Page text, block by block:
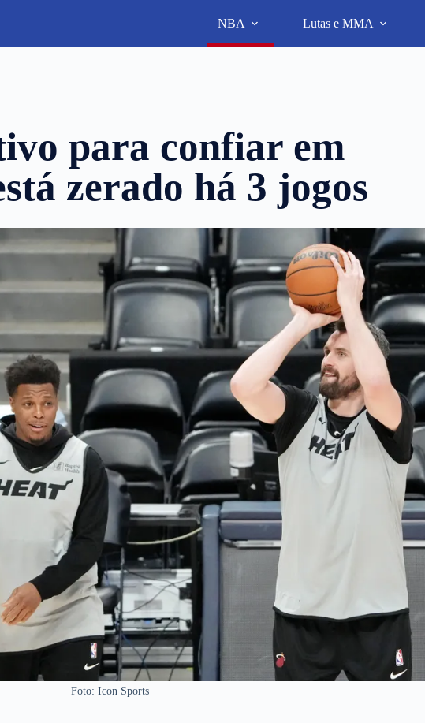
NBA Lutas e MMA
para confiar em
zerado há 3 jogos
Foto: Icon Sports